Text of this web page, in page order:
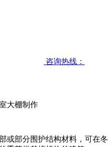
咨询热线：
或部分围护结构材料，可在冬